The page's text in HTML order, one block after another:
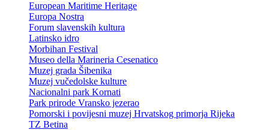
European Maritime Heritage
Europa Nostra
Forum slavenskih kultura
Latinsko idro
Morbihan Festival
Museo della Marineria Cesenatico
Muzej grada Šibenika
Muzej vučedolske kulture
Nacionalni park Kornati
Park prirode Vransko jezerao
Pomorski i povijesni muzej Hrvatskog primorja Rijeka
TZ Betina